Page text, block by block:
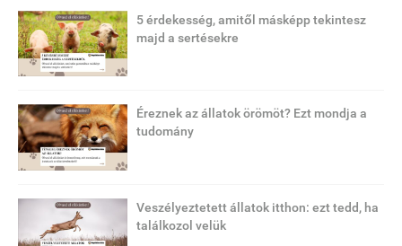
5 érdekesség, amitől másképp tekintesz
majd a sertésekre
Éreznek az állatok örömöt? Ezt mondja a
tudomány
Veszélyeztetett állatok itthon: ezt tedd, ha
találkozol velük